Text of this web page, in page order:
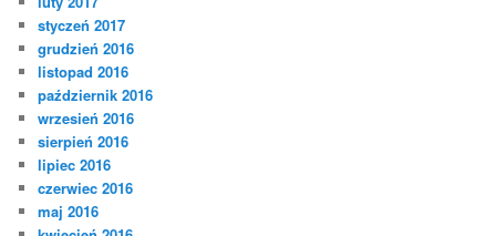
styczeń 2017
grudzień 2016
listopad 2016
październik 2016
wrzesień 2016
sierpień 2016
lipiec 2016
czerwiec 2016
maj 2016